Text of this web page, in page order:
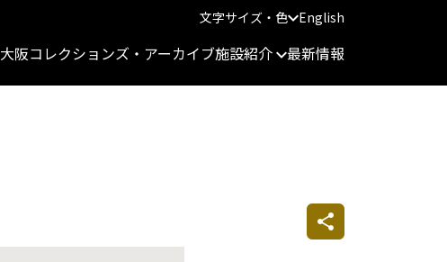
文字サイズ・色 English
大阪コレクションズ・アーカイブ施設紹介 最新情報